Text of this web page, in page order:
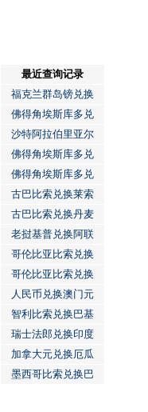
最近查询记录
福克兰群岛镑兑换
佛得角埃斯库多兑
沙特阿拉伯里亚尔
佛得角埃斯库多兑
佛得角埃斯库多兑
古巴比索兑换莱索
古巴比索兑换丹麦
老挝基普兑换阿联
哥伦比亚比索兑换
哥伦比亚比索兑换
人民币兑换澳门元
智利比索兑换巴基
瑞士法郎兑换印度
加拿大元兑换厄瓜
墨西哥比索兑换巴